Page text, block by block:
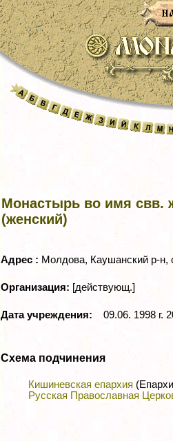
Монастырь во имя
(женский)
Адрес : Молдова, Каушанский р-н,
Организация: [действующ.]
Дата учреждения: 09.06. 1998 г.
Схема подчинения
Кишиневская епархия
Русская Православная